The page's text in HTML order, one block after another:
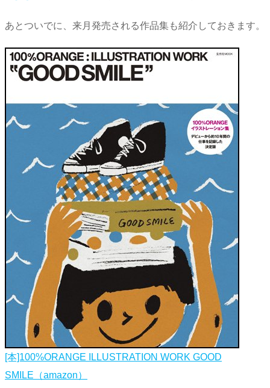
あとついでに、来月発売される作品集も紹介しておきます。
[本]100%ORANGE ILLUSTRATION WORK GOOD
SMILE（amazon）